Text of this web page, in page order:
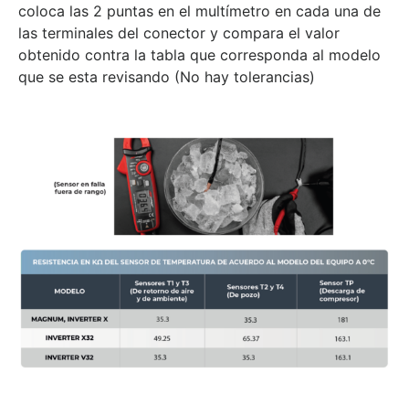
coloca las 2 puntas en el multímetro en cada una de
las terminales del conector y compara el valor
obtenido contra la tabla que corresponda al modelo
que se esta revisando (No hay tolerancias)